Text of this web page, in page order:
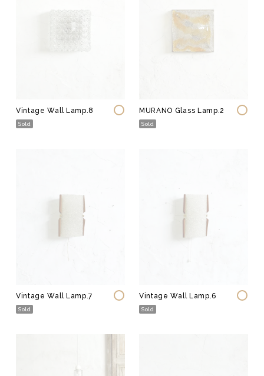
Vintage Wall Lamp.8
Sold
MURANO Glass Lamp.2
Sold
Vintage Wall Lamp.7
Sold
Vintage Wall Lamp.6
Sold